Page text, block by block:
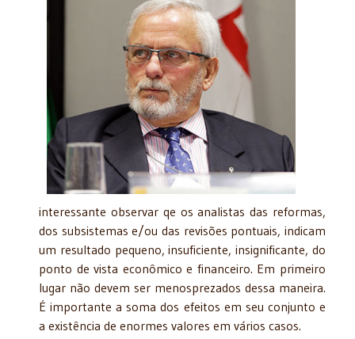
interessante observar qe os analistas das reformas,
dos subsistemas e/ou das revisões pontuais, indicam
um resultado pequeno, insuficiente, insignificante, do
ponto de vista econômico e financeiro. Em primeiro
lugar não devem ser menosprezados dessa maneira.
É importante a soma dos efeitos em seu conjunto e
a existência de enormes valores em vários casos.